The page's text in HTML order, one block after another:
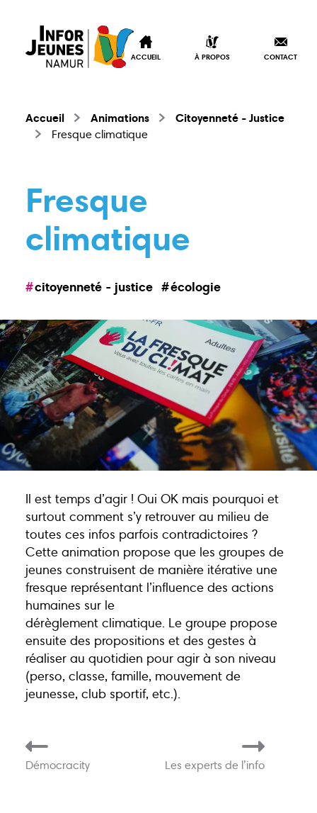
ACCUEIL À PROPOS CONTACT
Accueil Animations Citoyenneté - Justice
Fresque climatique
Fresque
climatique
citoyenneté - justice écologie
Il est temps d’agir ! Oui OK mais pourquoi et
surtout comment s’y retrouver au milieu de
toutes ces infos parfois contradictoires ?
Cette animation propose que les groupes de
jeunes construisent de manière itérative une
fresque représentant l’influence des actions
humaines sur le
dérèglement climatique. Le groupe propose
ensuite des propositions et des gestes à
réaliser au quotidien pour agir à son niveau
(perso, classe, famille, mouvement de
jeunesse, club sportif, etc.).
Démocracity Les experts de l’info
Actions Animations
Points-relais Écoles
Publications Bons plans
Kots Jobs
FAQ Services
Contact
081 223 812
centre@inforjeunesnamur.be